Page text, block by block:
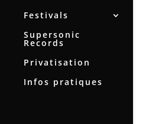
Festivals
Supersonic
Records
Privatisation
Infos pratiques